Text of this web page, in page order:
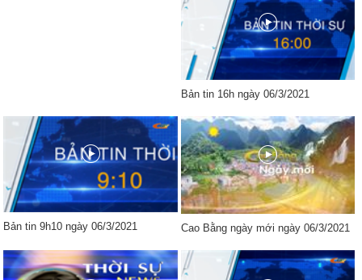
Bản tin 16h ngày 06/3/2021
Bản tin 9h10 ngày 06/3/2021 Cao Bằng ngày mới ngày 06/3/2021